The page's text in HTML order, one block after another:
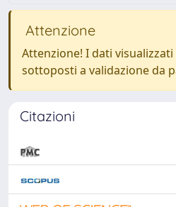
Attenzione
Attenzione! I dati
sottoposti a validazione da
Citazioni